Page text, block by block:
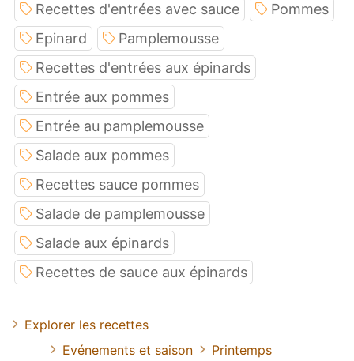
Recettes d'entrées avec sauce
Pommes
Epinard
Pamplemousse
Recettes d'entrées aux épinards
Entrée aux pommes
Entrée au pamplemousse
Salade aux pommes
Recettes sauce pommes
Salade de pamplemousse
Salade aux épinards
Recettes de sauce aux épinards
Explorer les recettes
Evénements et saison
Printemps